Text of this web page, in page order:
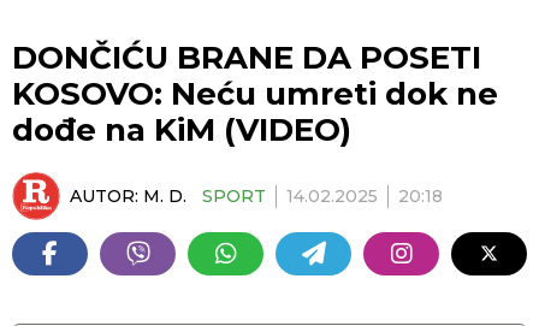
DONČIĆU BRANE DA POSETI
KOSOVO: Neću umreti dok ne
dođe na KiM (VIDEO)
AUTOR: M. D. SPORT 14.02.2025 20:18